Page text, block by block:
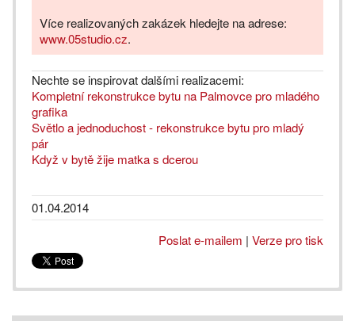
Více realizovaných zakázek hledejte na adrese:
www.05studio.cz.
Nechte se inspirovat dalšími realizacemi:
Kompletní rekonstrukce bytu na Palmovce pro mladého
grafika
Světlo a jednoduchost - rekonstrukce bytu pro mladý
pár
Když v bytě žije matka s dcerou
01.04.2014
Poslat e-mailem | Verze pro tisk